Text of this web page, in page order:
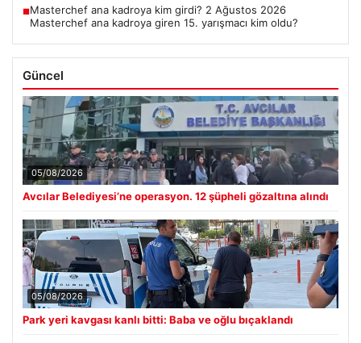
■Masterchef ana kadroya kim girdi? 2 Ağustos 2026
Masterchef ana kadroya giren 15. yarışmacı kim oldu?
Güncel
05/08/2026
Avcılar Belediyesi’ne operasyon. 12 şüpheli gözaltına alındı
05/08/2026
Park yeri kavgası kanlı bitti: Baba ve oğlu bıçaklandı